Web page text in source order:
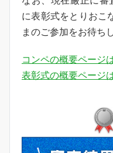
に表彰式をとりおこ
まのご参加をお待ち
コンペの概要ページ
表彰式の概要ページ